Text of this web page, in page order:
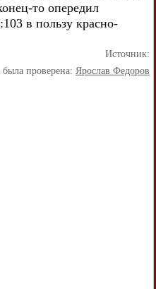
то опередил
в пользу красно-
Источник:
была проверена: Ярослав Федоров